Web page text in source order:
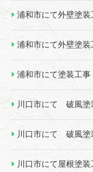
浦和市にて外壁塗
浦和市にて外壁塗
浦和市にて塗装工
川口市にて 破風塗
川口市にて 破風塗
川口市にて屋根塗